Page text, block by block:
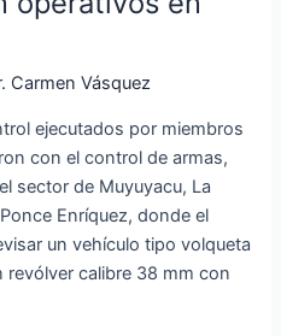
Carmen Vásquez
ejecutados por miembros
con el control de armas,
sector de Muyuyacu, La
Enríquez, donde el
un vehículo tipo volqueta
calibre 38 mm con